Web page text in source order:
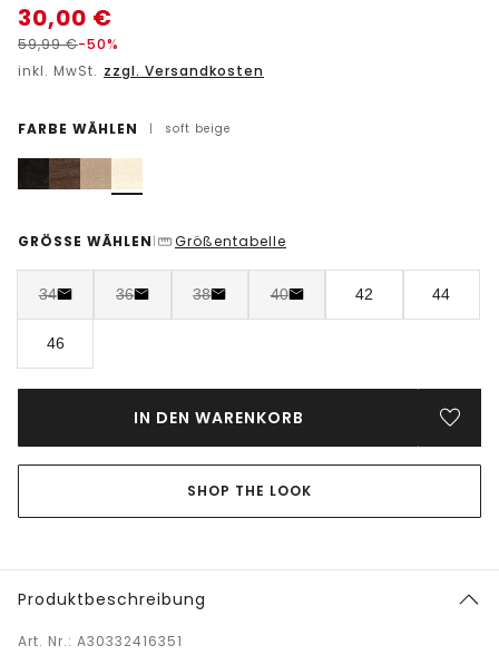
30,00 €
59,99€-50%
inkl. MwSt. zzgl. Versandkosten
FARBE WÄHLEN | soft beige
GRÖSSE WÄHLEN | Größentabelle
34 36 38 40 42 44
46
IN DEN WARENKORB
SHOP THE LOOK
Produktbeschreibung
Art. Nr.: A30332416351